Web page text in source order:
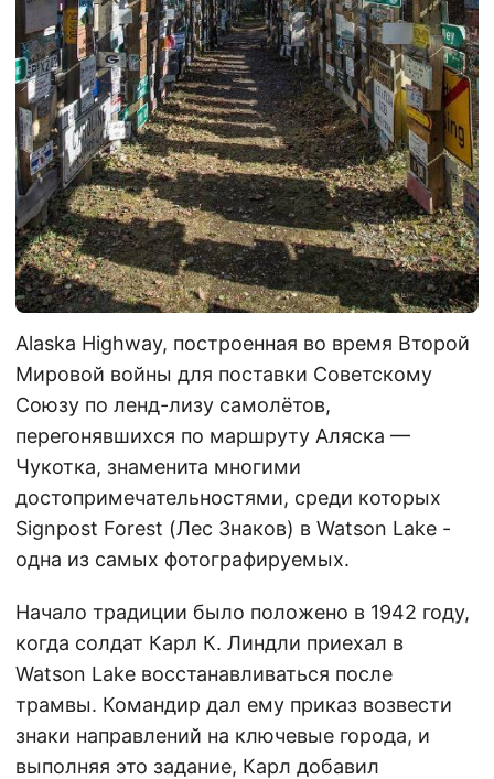
Alaska Highway, построенная во время Второй
Мировой войны для поставки Советскому
Союзу по ленд-лизу самолётов,
перегонявшихся по маршруту Аляска —
Чукотка, знаменита многими
достопримечательностями, среди которых
Signpost Forest (Лес Знаков) в Watson Lake -
одна из самых фотографируемых.
Начало традиции было положено в 1942 году,
когда солдат Карл К. Линдли приехал в
Watson Lake восстанавливаться после
трамвы. Командир дал ему приказ возвести
знаки направлений на ключевые города, и
выполняя это задание, Карл добавил